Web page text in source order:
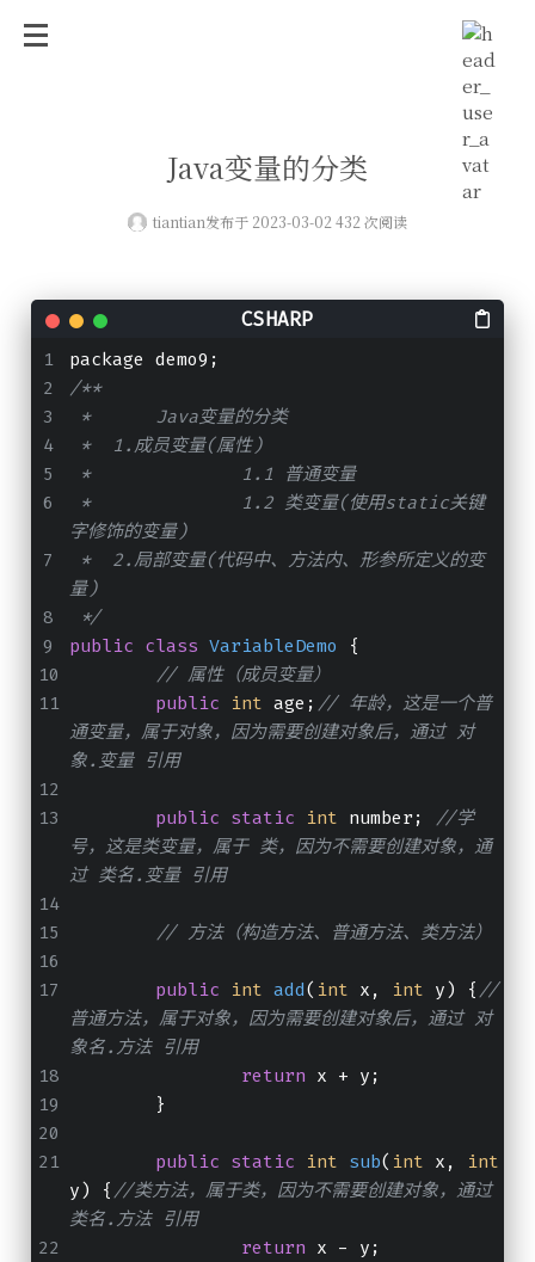
Java变量的分类
tiantian发布于 2023-03-02 432 次阅读
package demo9;
/**
* 	Java变量的分类
*  1.成员变量(属性)
* 		1.1 普通变量
字修饰的变量)
量)
*/
public class VariableDemo {
// 属性（成员变量）
public int age; // 年龄，这是一个普
通变量，属于对象，因为需要创建对象后，通过 对
象.变量 引用
public static int number; //学
号，这是类变量，属于 类，因为不需要创建对象，通
过 类名.变量 引用
// 方法（构造方法、普通方法、类方法）
public int add( int x, int y) {//
普通方法，属于对象，因为需要创建对象后，通过 对
象名.方法 引用
return x + y;
	}
public static int sub( int x,
int
y) {//类方法，属于类，因为不需要创建对象，通过
类名.方法 引用
return x - y;